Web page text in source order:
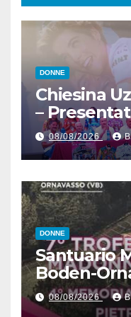
DONNE
Chiesina
–
del Giro
Femminile
27 al 30
08/08/2026
DONNE
Santuario
Boden-
– Ciclismo
8 Agosto il
08/08/2026